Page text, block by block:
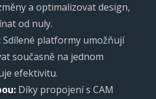
a optimalizovat design,
od nuly.
Sdílené platformy umožňují
současně na jednom
efektivitu.
Díky propojení s CAM